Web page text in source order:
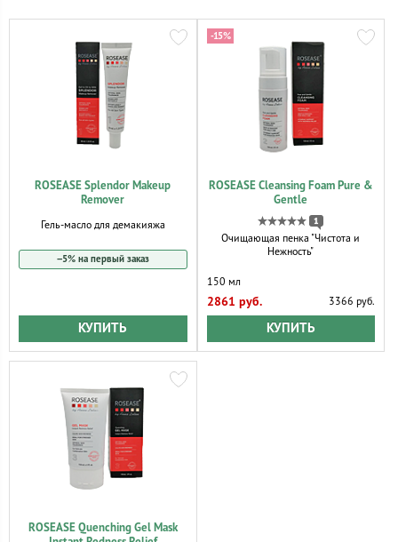
ROSEASE Splendor Makeup
Remover
Гель-масло для демакияжа
−5% на первый заказ
КУПИТЬ
ROSEASE Cleansing Foam Pure &
Gentle
1
Очищающая пенка "Чистота и
Нежность"
-15%
150 мл
2861 руб. 3366 руб.
КУПИТЬ
ROSEASE Quenching Gel Mask